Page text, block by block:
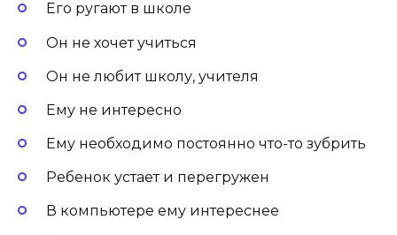
Его ругают в школе
Он не хочет учиться
Он не любит школу, учителя
Ему не интересно
Ему необходимо постоянно что-то зубрить
Ребенок устает и перегружен
В компьютере ему интереснее